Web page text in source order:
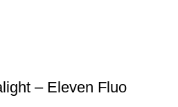
– Eleven Fluo